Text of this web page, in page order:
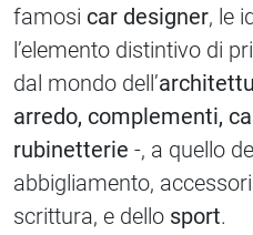
famosi car designer, le
l’elemento distintivo di
dal mondo dell’
arredo, complementi,
rubinetterie -, a quello
abbigliamento,
scrittura, e dello sport.